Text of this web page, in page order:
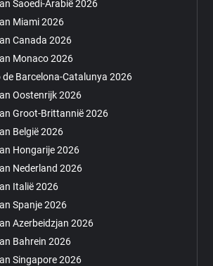
Saoedi-Arabië 2026
Miami 2026
Canada 2026
Monaco 2026
de Barcelona-Catalunya 2026
Oostenrijk 2026
Groot-Brittannië 2026
België 2026
Hongarije 2026
Nederland 2026
Italië 2026
Spanje 2026
Azerbeidzjan 2026
Bahrein 2026
Singapore 2026